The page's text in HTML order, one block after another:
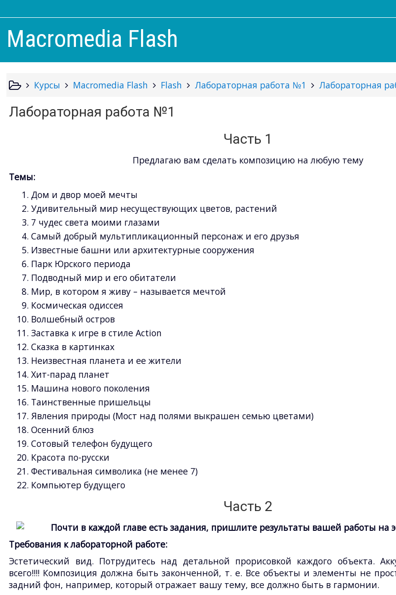
Macromedia Flash
Курсы Macromedia Flash Flash Лабораторная работа №1 Лабораторная
Лабораторная работа №1
Часть 1
Предлагаю вам сделать композицию на любую тему
Темы:
Дом и двор моей мечты
Удивительный мир несуществующих цветов, растений
7 чудес света моими глазами
Самый добрый мультипликационный персонаж и его друзья
Известные башни или архитектурные сооружения
Парк Юрского периода
Подводный мир и его обитатели
Мир, в котором я живу – называется мечтой
Космическая одиссея
Волшебный остров
Заставка к игре в стиле Action
Сказка в картинках
Неизвестная планета и ее жители
Хит-парад планет
Машина нового поколения
Таинственные пришельцы
Явления природы (Мост над полями выкрашен семью цветами)
Осенний блюз
Сотовый телефон будущего
Красота по-русски
Фестивальная символика (не менее 7)
Компьютер будущего
Часть 2
Почти в каждой главе есть задания, пришлите результаты вашей работы на
Требования к лабораторной работе:
Эстетический вид. Потрудитесь над детальной прорисовкой каждого объекта.
всего!!!! Композиция должна быть законченной, т. е. Все объекты и элементы не
задний фон, например, который отражает вашу тему, все должно быть в гармонии.